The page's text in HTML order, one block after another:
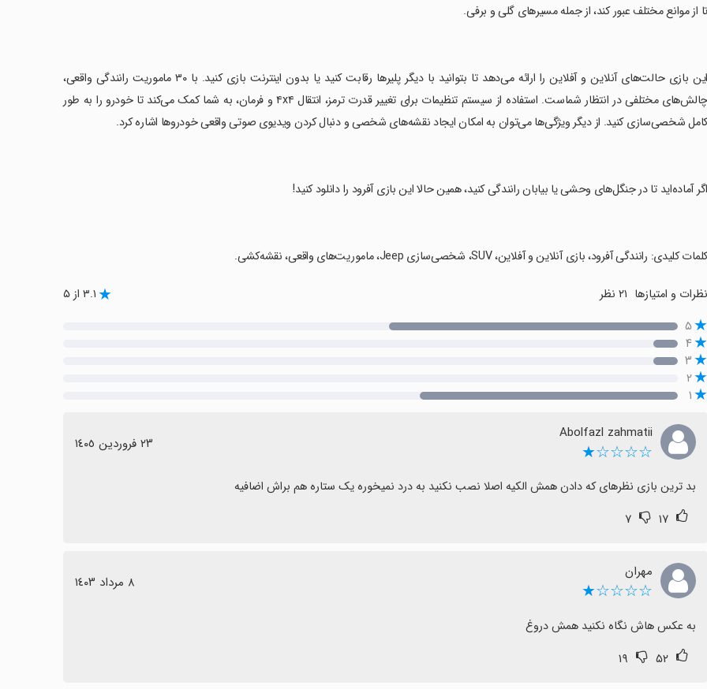
تا از موانع مختلف عبور کند، از جمله مسیرهای گلی و برفی.
‏این بازی حالت‌های آنلاین و آفلاین را ارائه می‌دهد تا بتوانید با دیگر پلیرها رقابت کنید یا بدون اینترنت بازی کنید. با ۳۰ ماموریت رانندگی واقعی،
چالش‌های مختلفی در انتظار شماست. استفاده از سیستم تنظیمات برای تغییر قدرت ترمز، انتقال ۴x۴ و فرمان، به شما کمک می‌کند تا خودرو را به طور
کامل شخصی‌سازی کنید. از دیگر ویژگی‌ها می‌توان به امکان ایجاد نقشه‌های شخصی و دنبال کردن ویدیوی صوتی واقعی خودروها اشاره کرد.
‏اگر آماده‌اید تا در جنگل‌های وحشی یا بیابان رانندگی کنید، همین حالا این بازی آفرود را دانلود کنید!
‏کلمات کلیدی: رانندگی آفرود، بازی آنلاین و آفلاین، SUV، شخصی‌سازی Jeep، ماموریت‌های واقعی، نقشه‌کشی.
نظرات و امتیازها ۳.۱ از ۵
۵
۴
۳
۲
۱
Abolfazl zahmatii
☆☆☆☆★ ٢٣ فروردین ١٤٠٥
بد ترین بازی نظرهای که دادن همش الکیه اصلا نصب نکنید به درد نمیخوره یک ستاره هم براش اضافیه
۱۷ ۷
مهران
☆☆☆☆★ ٨ مرداد ١٤٠٣
به عکس هاش نگاه نکنید همش دروغ
۵۲ ۱۹